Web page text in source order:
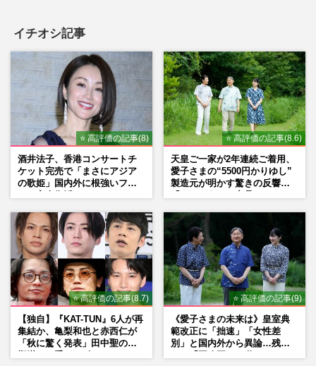
《江別市・集団暴行死》川村葉音被告“懲
役30年”の判決に「甘すぎる」「遺族が報
われない」疑問噴出、惨す…
週刊女性PRIME 2026/6/26
【北海道旭川・女子高生殺害事件】内田梨
瑚被告に懲役27年判決を下した女性裁判長
に「星一つ」矛先を向ける…
週刊女性PRIME
《茨城県水戸市》88歳の父を殺害した54歳
男性「真夜中に自転車で徘徊」「近所施設
から水を汲む」住民が目撃…
週刊女性2026年7月7日・14日号 2026/6/24
イチオシ記事
⭐ 高評価の記事(8)
酒井法子、香港コンサートチ
ケット完売で「まさにアジア
の歌姫」国内外に根強いファ
⭐ 高評価の記事(8.6)
天皇ご一家が2年連続ご着用、
愛子さまの“5500円かりゆし”
製造元が明かす驚きの反響
⭐ 高評価の記事(8.7)
【独自】『KAT-TUN』6人が再
集結か、亀梨和也と赤西仁が
「秋に驚く発表」田中聖の刑
⭐ 高評価の記事(9)
《愛子さまの未来は》皇室典
範改正に「拙速」「女性差
別」と国内外から異論…残さ